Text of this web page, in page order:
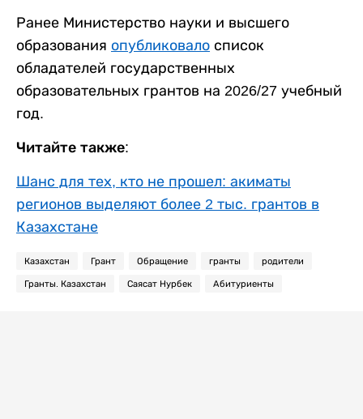
Ранее Министерство науки и высшего
образования опубликовало список
обладателей государственных
образовательных грантов на 2026/27 учебный
год.
Читайте также:
Шанс для тех, кто не прошел: акиматы
регионов выделяют более 2 тыс. грантов в
Казахстане
Казахстан Грант Обращение гранты родители
Гранты. Казахстан Саясат Нурбек Абитуриенты